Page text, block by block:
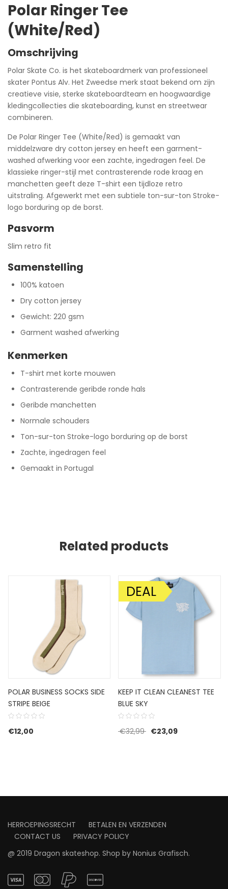
Polar Ringer Tee
(White/Red)
Omschrijving
Polar Skate Co. is het skateboardmerk van professioneel
skater Pontus Alv. Het Zweedse merk staat bekend om zijn
creatieve visie, sterke skateboardteam en hoogwaardige
kledingcollecties die skateboarding, kunst en streetwear
combineren.
De Polar Ringer Tee (White/Red) is gemaakt van
middelzware dry cotton jersey en heeft een garment-
washed afwerking voor een zachte, ingedragen feel. De
klassieke ringer-stijl met contrasterende rode kraag en
manchetten geeft deze T-shirt een tijdloze retro
uitstraling. Afgewerkt met een subtiele ton-sur-ton Stroke-
logo borduring op de borst.
Pasvorm
Slim retro fit
Samenstelling
100% katoen
Dry cotton jersey
Gewicht: 220 gsm
Garment washed afwerking
Kenmerken
T-shirt met korte mouwen
Contrasterende geribde ronde hals
Geribde manchetten
Normale schouders
Ton-sur-ton Stroke-logo borduring op de borst
Zachte, ingedragen feel
Gemaakt in Portugal
Related products
POLAR BUSINESS SOCKS SIDE
STRIPE BEIGE
€12,00
AANBIEDING!
DEAL
KEEP IT CLEAN CLEANEST TEE
BLUE SKY
€32,99 Oorspronkelijke prijs
€23,09Huidige prijs
HERROEPINGSRECHT
BETALEN EN VERZENDEN
CONTACT US
PRIVACY POLICY
@ 2019 Dragon skateshop. Shop by Nonius Grafisch.